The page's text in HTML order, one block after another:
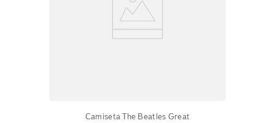
Camiseta The Beatles Great